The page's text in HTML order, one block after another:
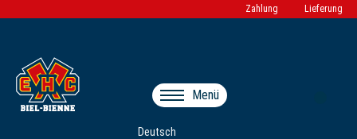
Zahlung Lieferung
Deutsch
Menü